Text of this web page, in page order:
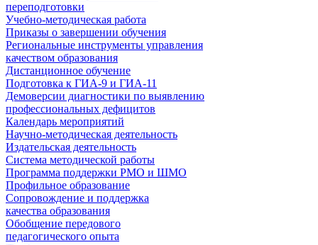
переподготовки
Учебно-методическая работа
Приказы о завершении обучения
Региональные инструменты управления
качеством образования
Дистанционное обучение
Подготовка к ГИА-9 и ГИА-11
Демоверсии диагностики по выявлению
профессиональных дефицитов
Календарь мероприятий
Научно-методическая деятельность
Издательская деятельность
Система методической работы
Программа поддержки РМО и ШМО
Профильное образование
Сопровождение и поддержка
качества образования
Обобщение передового
педагогического опыта